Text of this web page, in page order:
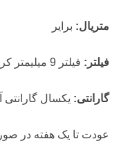
متریال: برایر
فیلتر: فیلتر 9 میلیمتر کربن یا بالسا
گارانتی: یکسال گارانتی
عودت تا یک هفته در